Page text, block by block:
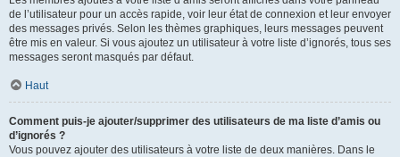
de l’utilisateur pour un accès rapide, voir leur état de connexion et leur envoyer
des messages privés. Selon les thèmes graphiques, leurs messages peuvent
être mis en valeur. Si vous ajoutez un utilisateur à votre liste d’ignorés, tous ses
messages seront masqués par défaut.
Haut
Comment puis-je ajouter/supprimer des utilisateurs de ma liste d’amis ou
d’ignorés ?
Vous pouvez ajouter des utilisateurs à votre liste de deux manières. Dans le